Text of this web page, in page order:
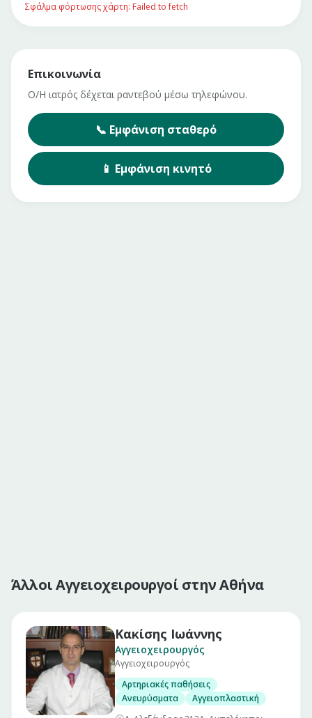
Σφάλμα φόρτωσης χάρτη: Failed to fetch
Επικοινωνία
Ο/Η ιατρός δέχεται ραντεβού μέσω τηλεφώνου.
📞 Εμφάνιση σταθερό
📱 Εμφάνιση κινητό
Άλλοι Αγγειοχειρουργοί στην Αθήνα
Κακίσης Ιωάννης
Αγγειοχειρουργός
Αγγειοχειρουργός
Αρτηριακές παθήσεις
Ανευρύσματα
Αγγειοπλαστική